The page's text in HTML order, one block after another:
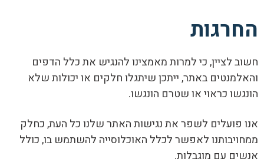
החרגות
חשוב לציין, כי למרות מאמצינו להנגיש את כלל הדפים
והאלמנטים באתר, ייתכן שיתגלו חלקים או יכולות שלא
הונגשו כראוי או שטרם הונגשו.
אנו פועלים לשפר את נגישות האתר שלנו כל העת, כחלק
ממחויבותנו לאפשר לכלל האוכלוסייה להשתמש בו, כולל
אנשים עם מוגבלות.